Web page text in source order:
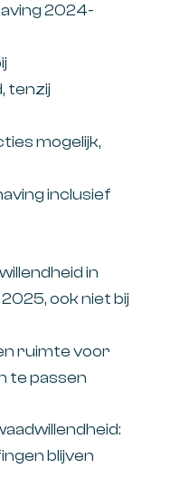
2024-
tenzij
mogelijk,
inclusief
in
ook niet bij
ruimte voor
te passen
blijven